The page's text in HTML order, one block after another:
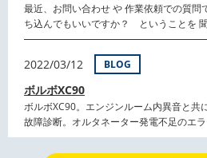
最近、お問い合わせ や 作業依頼での質問
ち込んでもいいですか？ ということを
2022/03/12 BLOG
ボルボXC90
ボルボXC90。エンジンルーム内異音と共
故障診断。オルタネーター発電不足のエ